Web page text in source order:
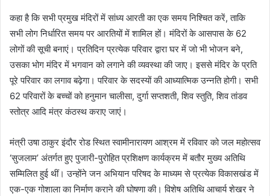
कहा है कि सभी प्रमुख मंदिरों में सांध्य आरती का एक समय निश्चित करें, ताकि
सभी लोग निर्धारित समय पर आरतियों में शामिल हों। मंदिरों के आसपास के 62
लोगों की सूची बनाएं। प्रतिदिन प्रत्येक परिवार द्वारा घर में जो भी भोजन बने,
उसका भोग मंदिर में भगवान को लगाने की व्यवस्था की जाए। इससे मंदिर के प्रति
पूरे परिवार का लगाव बढ़ेगा। परिवार के सदस्यों की आध्यात्मिक उन्नति होगी। सभी
62 परिवारों के बच्चों को हनुमान चालीसा, दुर्गा सप्तशती, शिव स्तुति, शिव तांडव
स्तोत्र आदि मंत्र कंठस्थ कराए जाएं।
मंत्री उषा ठाकुर इंदौर रोड स्थित स्वामीनारायण आश्रम में रविवार को जल महोत्सव
‘सुजलाम’ अंतर्गत हुए पुजारी-पुरोहित प्रशिक्षण कार्यक्रम में बतौर मुख्य अतिथि
सम्मिलित हुई थीं। उन्होंने जन अभियान परिषद के माध्यम से प्रत्येक विकासखंड में
एक-एक गोशाला का निर्माण कराने की घोषणा की। विशेष अतिथि आचार्य शेखर ने